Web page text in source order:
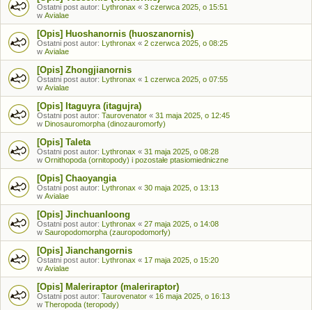
Ostatni post autor: Lythronax « 3 czerwca 2025, o 15:51
w Avialae
[Opis] Huoshanornis (huoszanornis)
Ostatni post autor: Lythronax « 2 czerwca 2025, o 08:25
w Avialae
[Opis] Zhongjianornis
Ostatni post autor: Lythronax « 1 czerwca 2025, o 07:55
w Avialae
[Opis] Itaguyra (itagujra)
Ostatni post autor: Taurovenator « 31 maja 2025, o 12:45
w Dinosauromorpha (dinozauromorfy)
[Opis] Taleta
Ostatni post autor: Lythronax « 31 maja 2025, o 08:28
w Ornithopoda (ornitopody) i pozostałe ptasiomiedniczne
[Opis] Chaoyangia
Ostatni post autor: Lythronax « 30 maja 2025, o 13:13
w Avialae
[Opis] Jinchuanloong
Ostatni post autor: Lythronax « 27 maja 2025, o 14:08
w Sauropodomorpha (zauropodomorfy)
[Opis] Jianchangornis
Ostatni post autor: Lythronax « 17 maja 2025, o 15:20
w Avialae
[Opis] Maleriraptor (maleriraptor)
Ostatni post autor: Taurovenator « 16 maja 2025, o 16:13
w Theropoda (teropody)